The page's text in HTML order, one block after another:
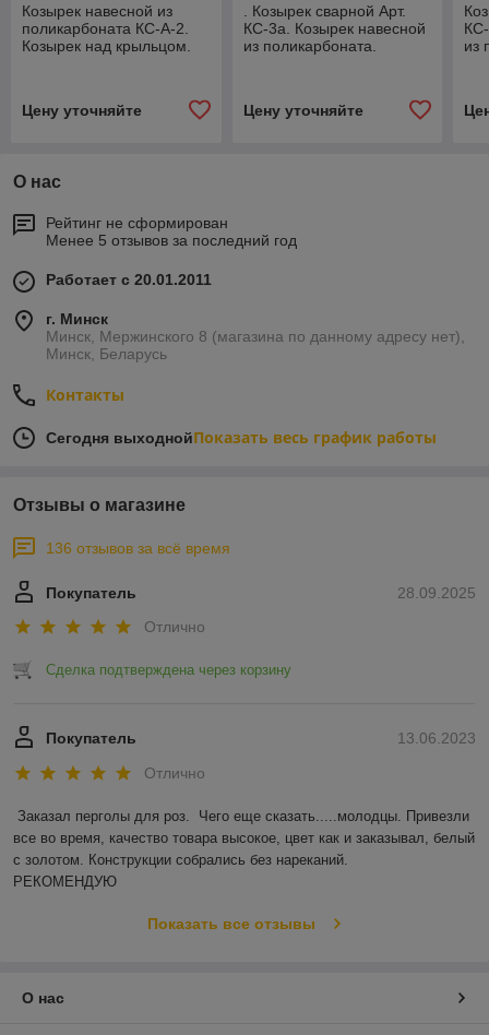
Козырек навесной из
поликарбоната КС-А-2.
Козырек над крыльцом.
Цену уточняйте
. Козырек сварной Арт.
КС-3а. Козырек навесной
из поликарбоната.
Цену уточняйте
из
О нас
Рейтинг не сформирован
Менее 5 отзывов за последний год
Работает с 20.01.2011
г. Минск
Минск, Мержинского 8 (магазина по данному адресу нет),
Минск, Беларусь
Контакты
Сегодня выходнойПоказать весь график работы
Отзывы о магазине
136 отзывов за всё время
28.09.2025
Покупатель
Отлично
Сделка подтверждена через корзину
13.06.2023
Покупатель
Отлично
Заказал перголы для роз.  Чего еще сказать.....молодцы. Привезли
все во время, качество товара высокое, цвет как и заказывал, белый
с золотом. Конструкции собрались без нареканий.
РЕКОМЕНДУЮ
Показать все отзывы
О нас